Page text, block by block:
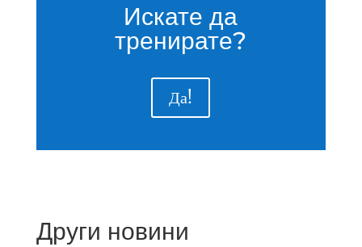
Искате да
тренирате?
Да!
Други новини